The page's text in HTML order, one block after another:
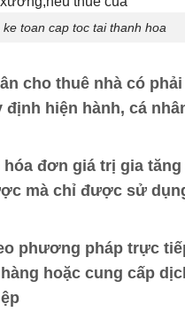
ke toan cap toc tai thanh hoa
cho thuê nhà có
định hiện hành, cá
hóa đơn giá trị gia tăng
mà chỉ được sử
phương pháp trực
hoặc cung cấp